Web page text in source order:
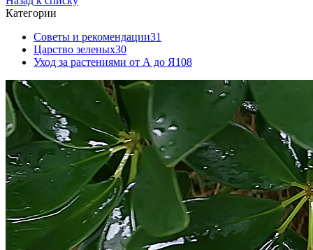
Категории
Советы и рекомендации31
Царство зеленых30
Уход за растениями от А до Я108